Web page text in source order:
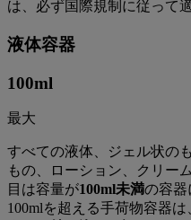
は、必ず国際規制に従って
液体容器
100ml
最大
すべての液体、ジェル状の
もの、ローション、クリー
目は容量が100ml未満の容器
100mlを超える手荷物容器